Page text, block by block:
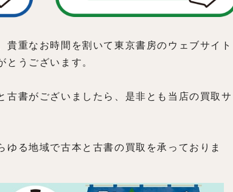
貴重なお時間を割いて東京書房のウェブサイト
とうございます。
古書がございましたら、是非とも当店の買取サ
ゆる地域で古本と古書の買取を承っておりま